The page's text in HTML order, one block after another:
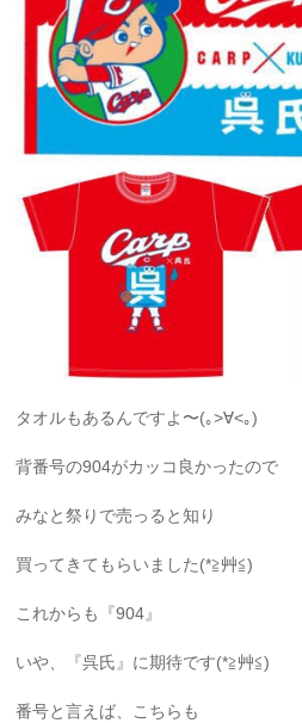
タオルもあるんですよ〜(｡>∀<｡)
背番号の904がカッコ良かったので
みなと祭りで売っると知り
買ってきてもらいました(*≧艸≦)
これからも『904』
いや、『呉氏』に期待です(*≧艸≦)
番号と言えば、こちらも